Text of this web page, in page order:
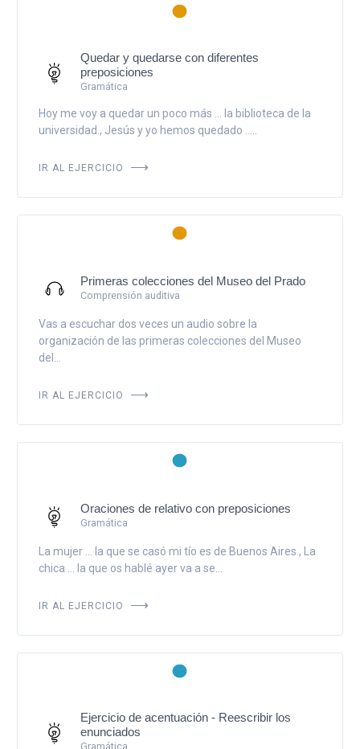
Quedar y quedarse con diferentes
preposiciones
Gramática
Hoy me voy a quedar un poco más ... la biblioteca de la
universidad., Jesús y yo hemos quedado .....
IR AL EJERCICIO
Primeras colecciones del Museo del Prado
Comprensión auditiva
Vas a escuchar dos veces un audio sobre la
organización de las primeras colecciones del Museo
del...
IR AL EJERCICIO
Oraciones de relativo con preposiciones
Gramática
La mujer ... la que se casó mi tío es de Buenos Aires., La
chica ... la que os hablé ayer va a se...
IR AL EJERCICIO
Ejercicio de acentuación - Reescribir los
enunciados
Gramática